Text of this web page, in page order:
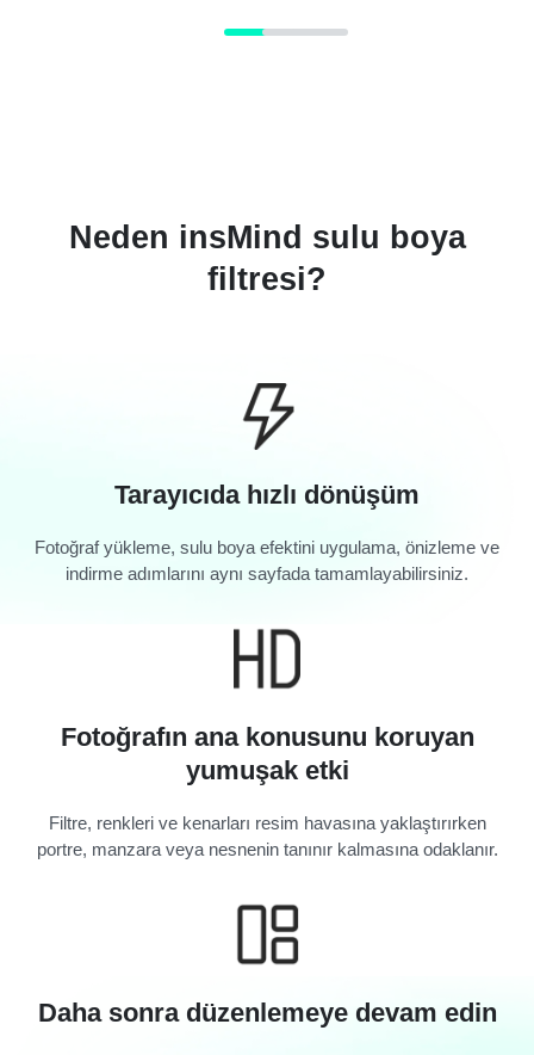
Neden insMind sulu boya
filtresi?
Tarayıcıda hızlı dönüşüm
Fotoğraf yükleme, sulu boya efektini uygulama, önizleme ve
indirme adımlarını aynı sayfada tamamlayabilirsiniz.
Fotoğrafın ana konusunu koruyan
yumuşak etki
Filtre, renkleri ve kenarları resim havasına yaklaştırırken
portre, manzara veya nesnenin tanınır kalmasına odaklanır.
Daha sonra düzenlemeye devam edin